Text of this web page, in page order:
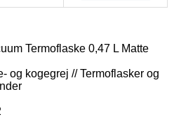
Termoflaske 0,47 L Matte
og kogegrej // Termoflasker og